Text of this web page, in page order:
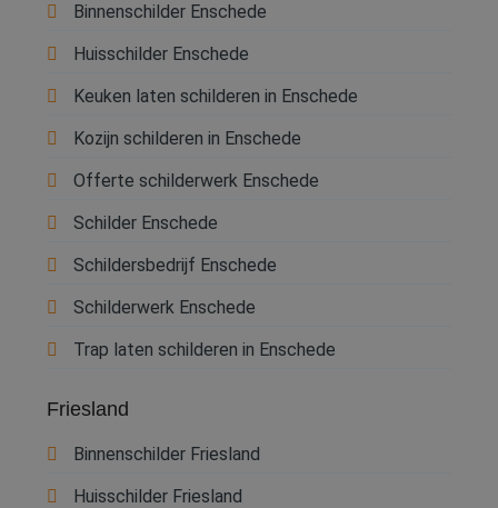
Binnenschilder Enschede
Huisschilder Enschede
Keuken laten schilderen in Enschede
Kozijn schilderen in Enschede
Offerte schilderwerk Enschede
Schilder Enschede
Schildersbedrijf Enschede
Schilderwerk Enschede
Trap laten schilderen in Enschede
Friesland
Binnenschilder Friesland
Huisschilder Friesland